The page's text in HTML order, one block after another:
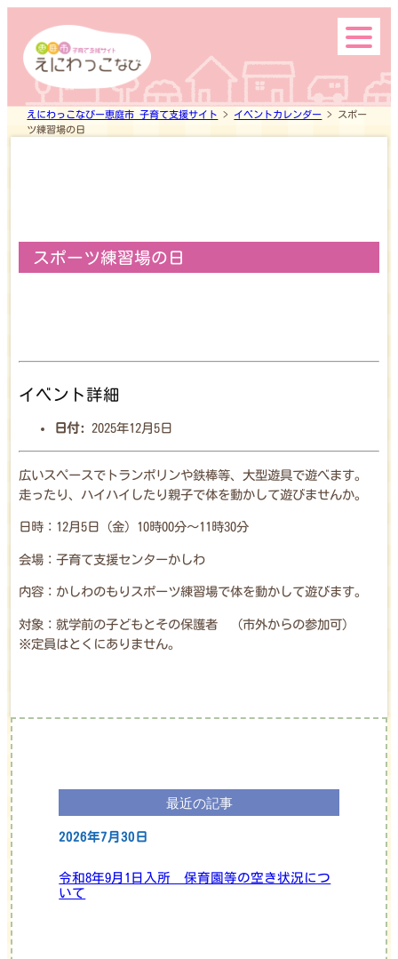
えにわっこなびー恵庭市 子育て支援サイト > イベントカレンダー > スポー
ツ練習場の日
スポーツ練習場の日
イベント詳細
日付: 2025年12月5日
広いスペースでトランポリンや鉄棒等、大型遊具で遊べます。
走ったり、ハイハイしたり親子で体を動かして遊びませんか。
日時：12月5日（金）10時00分～11時30分
会場：子育て支援センターかしわ
内容：かしわのもりスポーツ練習場で体を動かして遊びます。
対象：就学前の子どもとその保護者 （市外からの参加可）
※定員はとくにありません。
最近の記事
2026年7月30日
令和8年9月1日入所 保育園等の空き状況につ
いて